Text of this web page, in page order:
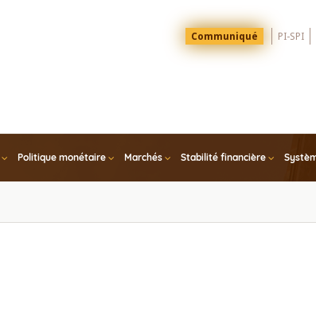
Menu
Top
Communiqué PI-SPI
Politique monétaire Marchés Stabilité financière